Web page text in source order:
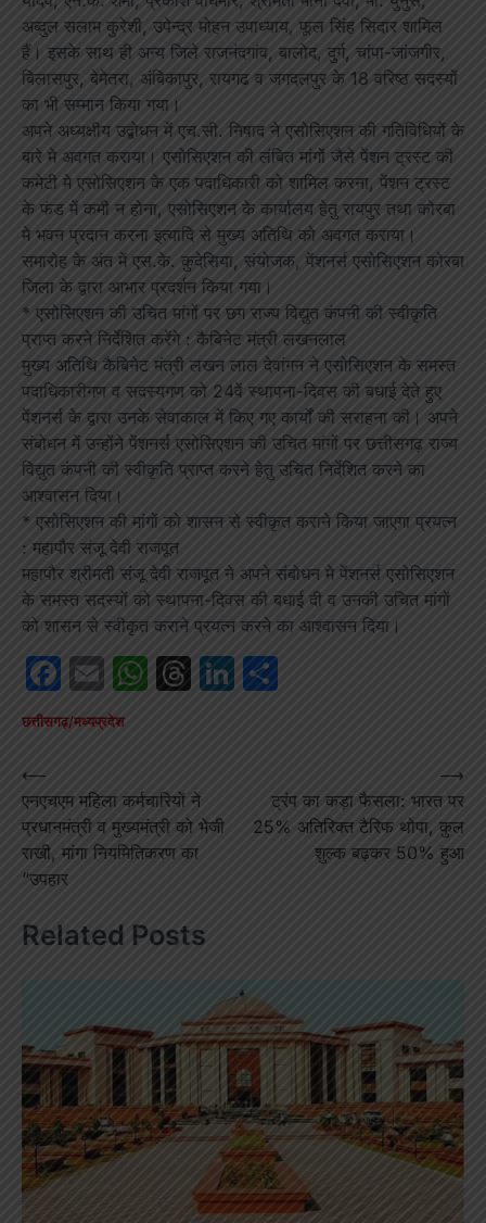
अब्दुल सलाम कुरेशी, उपेन्द्र मोहन उपाध्याय, फूल सिंह सिदार शामिल
हैं। इसके साथ ही अन्य जिले राजनंदगांव, बालोद, दुर्ग, चांपा-जांजगीर,
बिलासपुर, बेमेतरा, अंबिकापुर, रायगढ व जगदलपुर के 18 वरिष्ठ सदस्यों
का भी सम्मान किया गया।
अपने अध्यक्षीय उद्बोधन में एच.सी. निषाद ने एसोसिएशन की गतिविधियों के
बारे मे अवगत कराया। एसोसिएशन की लंबित मांगों जैसे पेंशन ट्रस्ट की
कमेटी मे एसोसिएशन के एक पदाधिकारी को शामिल करना, पेंशन ट्रस्ट
के फंड में कमी न होना, एसोसिएशन के कार्यालय हेतु रायपुर तथा कोरबा
मे भवन प्रदान करना इत्यादि से मुख्य अतिथि को अवगत कराया।
समारोह के अंत में एस.के. कुदेसिया, संयोजक, पेंशनर्स एसोसिएशन कोरबा
जिला के द्वारा आभार प्रदर्शन किया गया।
* एसोसिएशन की उचित मांगों पर छग राज्य विद्युत कंपनी की स्वीकृति
प्राप्त करने निर्देशित करेंगे : कैबिनेट मंत्री लखनलाल
मुख्य अतिथि कैबिनेट मंत्री लखन लाल देवांगन ने एसोसिएशन के समस्त
पदाधिकारीगण व सदस्यगण को 24वें स्थापना-दिवस की बधाई देते हुए
पेंशनर्स के द्वारा उनके सेवाकाल में किए गए कार्यों की सराहना की। अपने
संबोधन में उन्होंने पेंशनर्स एसोसिएशन की उचित मांगों पर छत्तीसगढ़ राज्य
विद्युत कंपनी की स्वीकृति प्राप्त करने हेतु उचित निर्देशित करने का
आश्वासन दिया।
* एसोसिएशन की मांगों को शासन से स्वीकृत कराने किया जाएगा प्रयत्न
: महापौर संजू देवी राजपूत
महापौर श्रीमती संजू देवी राजपूत ने अपने संबोधन मे पेंशनर्स एसोसिएशन
के समस्त सदस्यों को स्थापना-दिवस की बधाई दी व उनकी उचित मांगों
को शासन से स्वीकृत कराने प्रयत्न करने का आश्वासन दिया।
Facebook
EmailWhatsApp
Threads
LinkedIn
छत्तीसगढ़/मध्यप्रदेश
Post
navigation
⟵
एनएचएम महिला कर्मचारियों ने
प्रधानमंत्री व मुख्यमंत्री को भेजी
राखी, मांगा नियमितिकरण का
“उपहार
ट्रंप का कड़ा फैसला: भारत पर
25% अतिरिक्त टैरिफ थोपा, कुल
शुल्क बढ़कर 50% हुआ
⟶
Related Posts